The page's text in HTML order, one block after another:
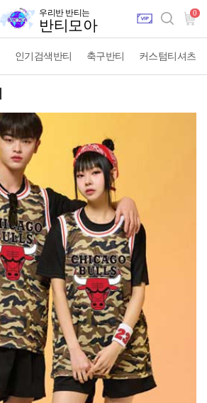
0
우리반 반티는
반티모아
인기검색반티 축구반티 커스텀티셔츠